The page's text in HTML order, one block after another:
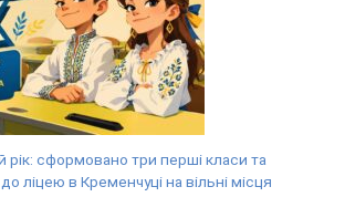
рік: сформовано три перші класи та
ліцею в Кременчуці на вільні місця